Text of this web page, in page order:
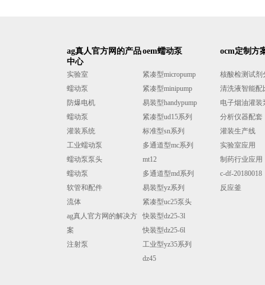
ag真人官方网的产品
中心
oem蠕动泵 ocm定制方
实验室
蠕动泵
防爆电机
蠕动泵
灌装系统
工业蠕动泵
蠕动泵泵头
蠕动泵
软管和配件
流体
ag真人官方网的解决方
案
注射泵
紧凑型micropump
紧凑型minipump
易装型handypump
紧凑型ud15系列
标准型sn系列
多通道型mc系列
mt12
多通道型md系列
易装型yz系列
紧凑型uc25泵头
快装型dz25-3l
快装型dz25-6l
工业型yz35系列
dz45
核酸检测试剂
清洗液智能配
电子烟油灌装
分析仪器配套
灌装生产线
实验室应用
制药行业应用
c-df-20180018
反应釜